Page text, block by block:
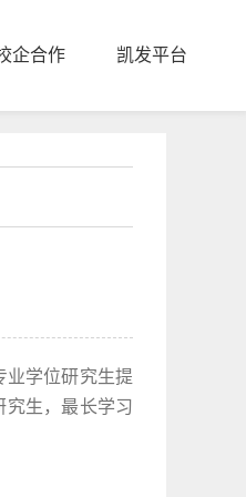
企合作 凯发平台
业学位研究生提
究生，最长学习